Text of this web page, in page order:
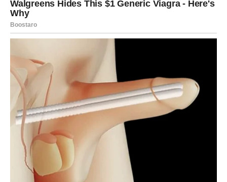
Ako ste ćutali da biste sačuvali odnos – sada dolazi istina
koja oslobađa.
Karma sada radi za vas, a ne protiv vas.
DOM, ODNOSI I DUGOROČNA
STABILNOST
Vaga u narednom periodu može razmišljati o ozbiljnim
koracima – preseljenju, zajedničkom životu, investiciji ili
stabilnijem obliku partnerstva. Sve ide u pravcu